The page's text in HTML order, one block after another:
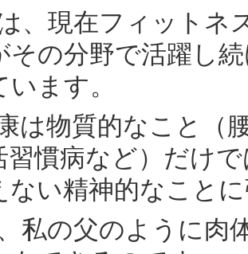
、現在フィットネ
その分野で活躍し
ます。
は物質的なこと（
習慣病など）だけ
ない精神的なこと
私の父のように肉